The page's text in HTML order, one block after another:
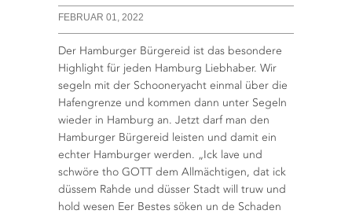
FEBRUAR 01, 2022
Der Hamburger Bürgereid ist das besondere
Highlight für jeden Hamburg Liebhaber. Wir
segeln mit der Schooneryacht einmal über die
Hafengrenze und kommen dann unter Segeln
wieder in Hamburg an. Jetzt darf man den
Hamburger Bürgereid leisten und damit ein
echter Hamburger werden. „Ick lave und
schwöre tho GOTT dem Allmächtigen, dat ick
düssem Rahde und düsser Stadt will truw und
hold wesen Eer Bestes söken un de Schaden